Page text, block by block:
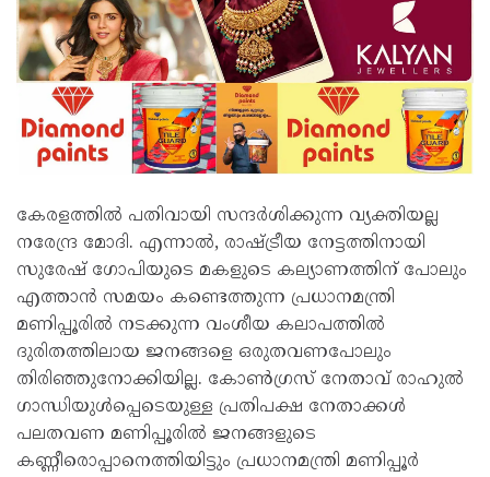
കേരളത്തില്‍ പതിവായി സന്ദര്‍ശിക്കുന്ന വ്യക്തിയല്ല
നരേന്ദ്ര മോദി. എന്നാല്‍, രാഷ്ട്രീയ നേട്ടത്തിനായി
സുരേഷ് ഗോപിയുടെ മകളുടെ കല്യാണത്തിന് പോലും
എത്താന്‍ സമയം കണ്ടെത്തുന്ന പ്രധാനമന്ത്രി
മണിപ്പൂരില്‍ നടക്കുന്ന വംശീയ കലാപത്തില്‍
ദുരിതത്തിലായ ജനങ്ങളെ ഒരുതവണപോലും
തിരിഞ്ഞുനോക്കിയില്ല. കോണ്‍ഗ്രസ് നേതാവ് രാഹുല്‍
ഗാന്ധിയുള്‍പ്പെടെയുള്ള പ്രതിപക്ഷ നേതാക്കള്‍
പലതവണ മണിപ്പൂരില്‍ ജനങ്ങളുടെ
കണ്ണീരൊപ്പാനെത്തിയിട്ടും പ്രധാനമന്ത്രി മണിപ്പൂര്‍